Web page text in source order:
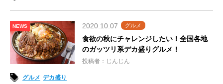
NEWS 2020.10.07 グルメ
食欲の秋にチャレンジしたい！全国各地
のガッツリ系デカ盛りグルメ！
投稿者：じんじん
グルメ デカ盛り